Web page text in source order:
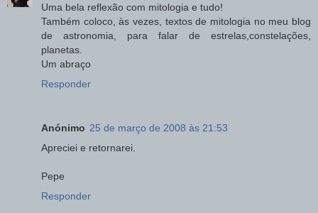
Uma bela reflexão com mitologia e tudo!
Também coloco, às vezes, textos de mitologia no meu blog
de astronomia, para falar de estrelas,constelações,
planetas.
Um abraço
Responder
Anónimo 25 de março de 2008 às 21:53
Apreciei e retornarei.
Pepe
Responder